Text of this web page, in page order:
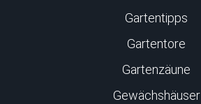
Gartentipps
Gartentore
Gartenzäune
Gewächshäuser